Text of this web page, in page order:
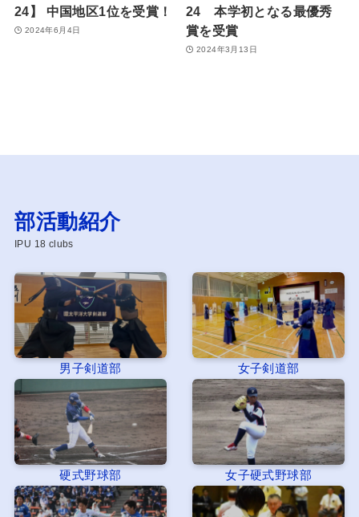
24】 中国地区1位を受賞！
2024年6月4日
24 本学初となる最優秀
賞を受賞
2024年3月13日
部活動紹介
IPU 18 clubs
男子剣道部 女子剣道部
硬式野球部 女子硬式野球部